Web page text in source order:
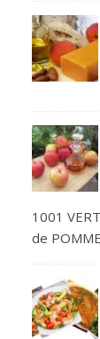
1001
de POMME